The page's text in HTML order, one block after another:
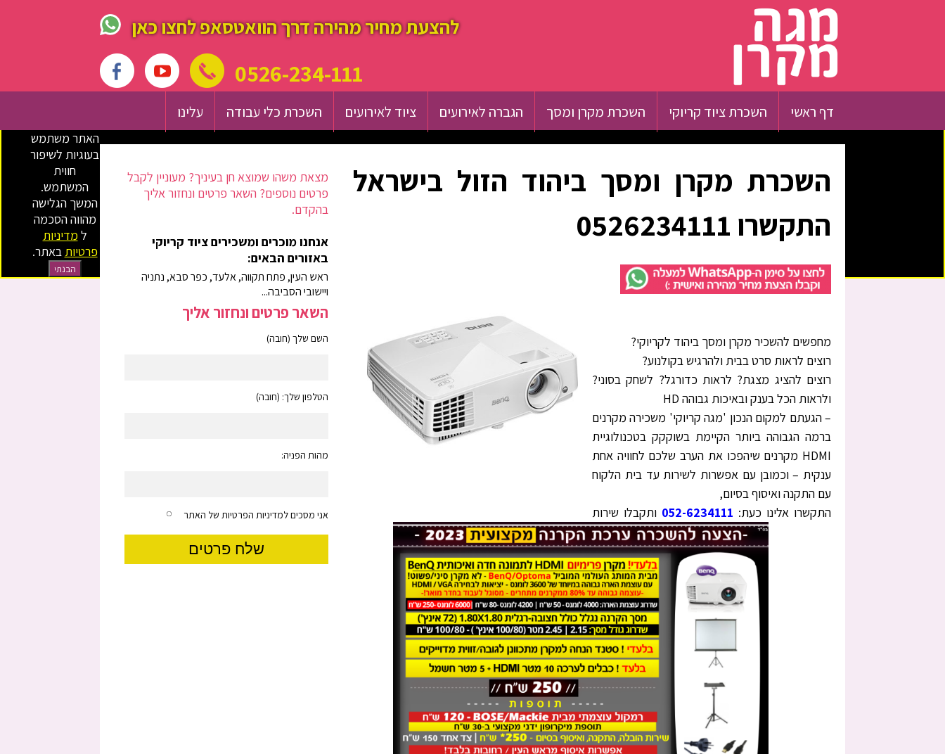
להצעת מחיר מהירה דרך הוואטסאפ לחצו כאן
0526-234-111
דף ראשי השכרת ציוד קריוקי השכרת מקרן ומסך הגברה לאירועים ציוד לאירועים השכרת כלי עבודה עלינו
השכרת מקרן ומסך ביהוד הזול בישראל
התקשרו 0526234111
מחפשים להשכיר מקרן ומסך ביהוד לקריוקי?
רוצים לראות סרט בבית ולהרגיש בקולנוע?
רוצים להציג מצגת? לראות כדורגל? לשחק בסוני?
ולראות הכל בענק ובאיכות גבוהה HD
– הגעתם למקום הנכון 'מגה קריוקי' משכירה מקרנים
ברמה הגבוהה ביותר הקיימת בשוקקק בטכנולוגיית
HDMI מקרנים שיהפכו את הערב שלכם לחוויה אחת
ענקית – וכמובן עם אפשרות לשירות עד בית הלקוח
עם התקנה ואיסוף בסיום,
התקשרו אלינו כעת: 052-6234111 ותקבלו שירות
מצאת משהו שמוצא חן בעיניך? מעוניין לקבל
פרטים נוספים? השאר פרטים ונחזור אליך
בהקדם.
אנחנו מוכרים ומשכירים ציוד קריוקי
באזורים הבאים:
ראש העין, פתח תקווה, אלעד, כפר סבא, נתניה
ויישובי הסביבה...
השאר פרטים ונחזור אליך
השם שלך (חובה)
הטלפון שלך: (חובה)
מהות הפניה:
אני מסכים למדיניות הפרטיות של האתר
האתר משתמש
בעוגיות לשיפור
חווית
המשתמש.
המשך הגלישה
מהווה הסכמה
ל מדיניות
פרטיות באתר.
הבנתי